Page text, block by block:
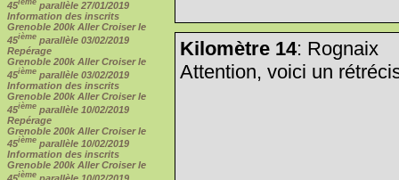
45ième parallèle 27/01/2019
Information des inscrits
Grenoble 200k Aller Croiser le
45ième parallèle 03/02/2019
Repérage
Grenoble 200k Aller Croiser le
45ième parallèle 03/02/2019
Information des inscrits
Grenoble 200k Aller Croiser le
45ième parallèle 10/02/2019
Repérage
Grenoble 200k Aller Croiser le
45ième parallèle 10/02/2019
Information des inscrits
Grenoble 200k Aller Croiser le
ième
Kilomètre 14: Rognaix
Attention, voici un